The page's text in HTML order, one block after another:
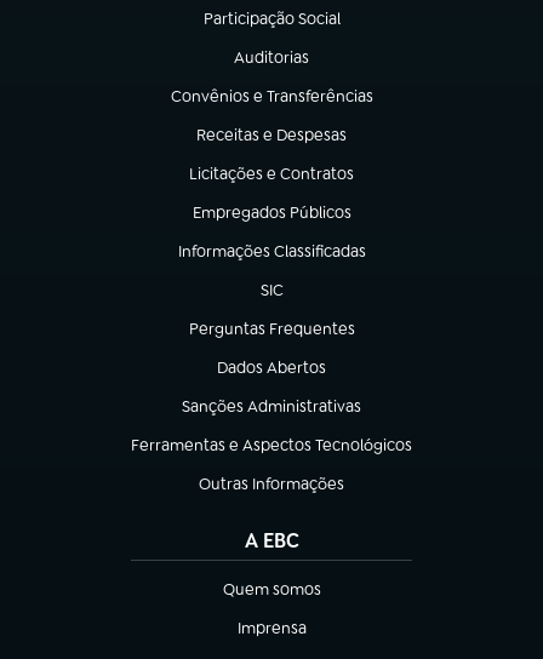
Participação Social
(abre em nova aba)
Auditorias
(abre em nova aba)
Convênios e Transferências
(abre em nova aba)
Receitas e Despesas
(abre em nova aba)
Licitações e Contratos
(abre em nova aba)
Empregados Públicos
(abre em nova aba)
Informações Classificadas
(abre em nova aba)
SIC
(abre em nova aba)
Perguntas Frequentes
(abre em nova aba)
Dados Abertos
(abre em nova aba)
Sanções Administrativas
(abre em nova aba)
Ferramentas e Aspectos Tecnológicos
(abre em nova aba)
Outras Informações
(abre em nova aba)
A EBC
Quem somos
(abre em nova aba)
Imprensa
(abre em nova aba)